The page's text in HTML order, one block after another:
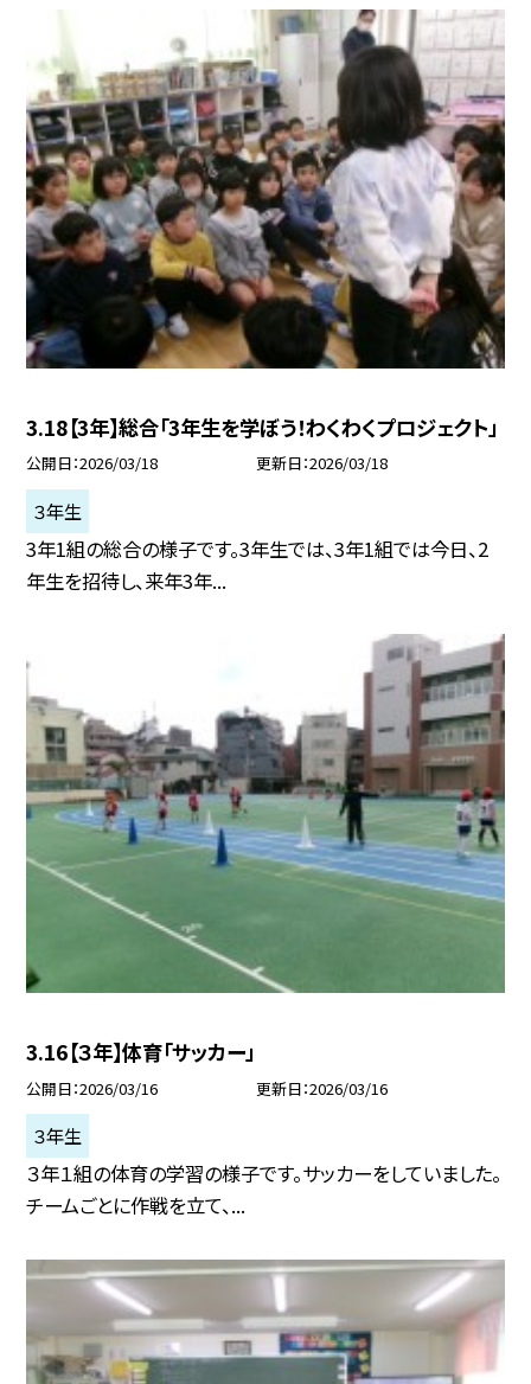
3.18【3年】総合「3年生を学ぼう！わくわくプロジェクト」
公開日 2026/03/18 更新日 2026/03/18
３年生
3年1組の総合の様子です。3年生では、3年1組では今日、2
年生を招待し、来年3年...
3.16【３年】体育「サッカー」
公開日 2026/03/16 更新日 2026/03/16
３年生
３年１組の体育の学習の様子です。サッカーをしていました。
チームごとに作戦を立て、...